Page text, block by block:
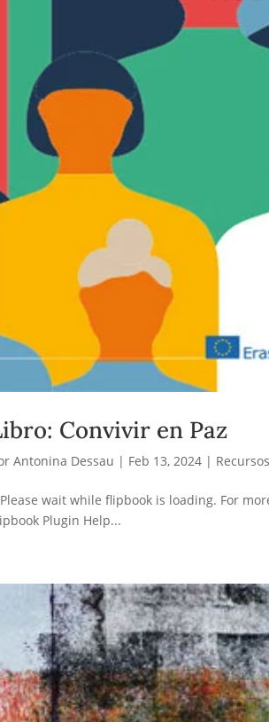
Convivir en Paz
Antonina Dessau | Feb 13, 2024 |
wait while flipbook is loading. For
Plugin Help...